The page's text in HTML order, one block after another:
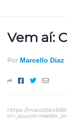
Vem aí:
Por Marcello Diaz
https://